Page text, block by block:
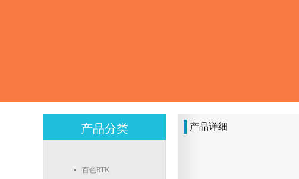
产品分类
百色RTK
产品详细